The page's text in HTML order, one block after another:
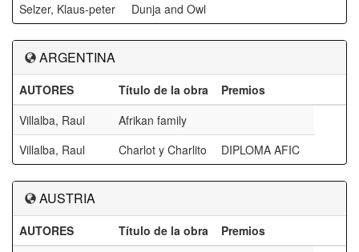
Selzer, Klaus-peter
Dunja and Owl
ARGENTINA
AUTORES Título de la obra
Premios
Villalba, Raul
Afrikan family
Villalba, Raul
Charlot y Charlito DIPLOMA AFIC
AUSTRIA
AUTORES Título de la obra
Premios